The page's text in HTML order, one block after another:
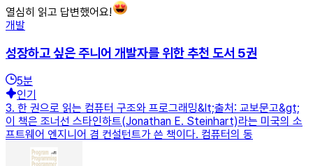
열심히 읽고 답변했어요!
개발
성장하고 싶은 주니어 개발자를 위한 추천 도서 5권
5분
인기
3. 한 권으로 읽는 컴퓨터 구조와 프로그래밍&lt;출처: 교보문고&gt;
이 책은 조너선 스타인하트(Jonathan E. Steinhart)라는 미국의 소
프트웨어 엔지니어 겸 컨설턴트가 쓴 책이다. 컴퓨터의 동